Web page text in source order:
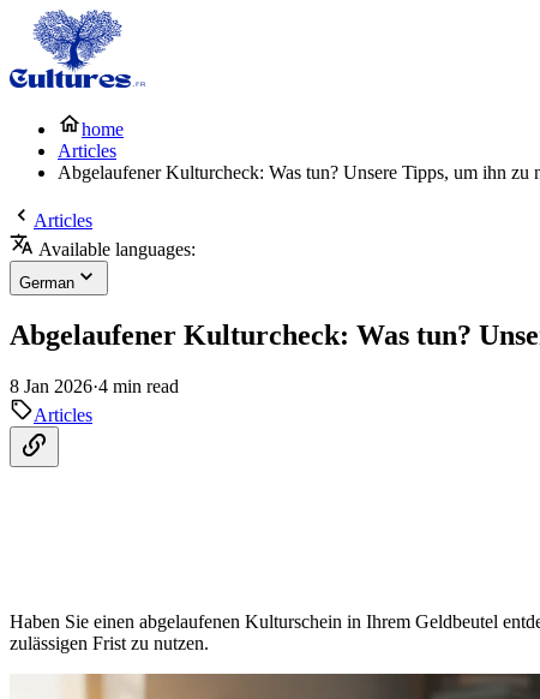
home
Articles
Abgelaufener Kulturcheck: Was tun? Unsere Tipps, um ihn zu
Articles
Available languages:
German
Abgelaufener Kulturcheck: Was tun?
8 Jan 2026·4 min read
Articles
Haben Sie einen abgelaufenen Kulturschein in Ihrem Geldbeutel
zulässigen Frist zu nutzen.